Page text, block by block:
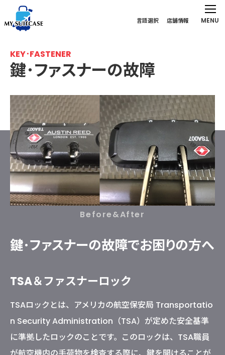
店舗情報
言語選択 MENU
KEY･FASTENER
鍵･ファスナーの故障
Before&After
鍵･ファスナーの故障でお困りの方へ
TSA＆ファスナーロック
TSAロックとは、アメリカの航空保安局 Transportatio
n Security Administration（TSA）が定めた安全基準
に準拠したロックのことです。このロックは、TSA職員